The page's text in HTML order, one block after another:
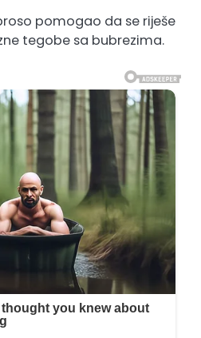
pomogao da se riješe
tegobe sa bubrezima.